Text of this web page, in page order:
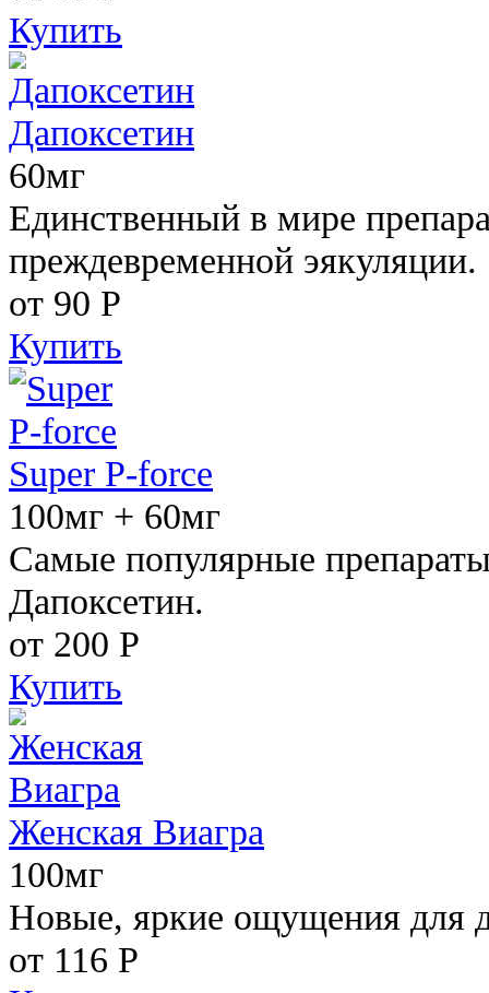
Купить
Дапоксетин
60мг
Единственный в мире
преждевременной эякуляции.
от 90 Р
Купить
Super P-force
100мг + 60мг
Самые популярные
Дапоксетин.
от 200 Р
Купить
Женская Виагра
100мг
Новые, яркие ощущения для
от 116 Р